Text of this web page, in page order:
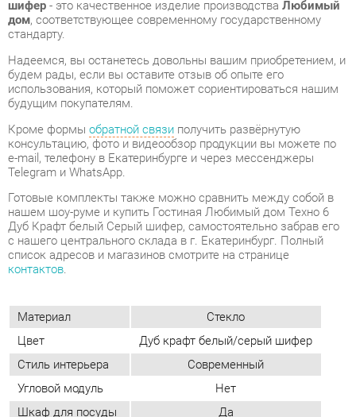
использования, который поможет сориентироваться нашим
будущим покупателям.
Кроме формы обратной связиполучить развёрнутую
консультацию, фото и видеообзор продукции вы можете по
e-mail, телефону в Екатеринбурге и через мессенджеры
Telegram и WhatsApp.
Готовые комплекты также можно сравнить между собой в
нашем шоу-руме и купить Гостиная Любимый дом Техно 6
Дуб Крафт белый Серый шифер, самостоятельно забрав его
с нашего центрального склада в г. Екатеринбург. Полный
список адресов и магазинов смотрите на странице
Материал
Стекло
Цвет
Дуб крафт белый/серый шифер
Угловой модуль
Нет
Шкаф для посуды
Да
Шкаф для одежды
Журнальный стол
Нет